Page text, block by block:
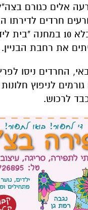
אלים כגורם
חרדים לדירתו
האבטחה של כלא 10
את רחבת הבניין.
החרדים ניסו
לניפוץ
לרכוש.